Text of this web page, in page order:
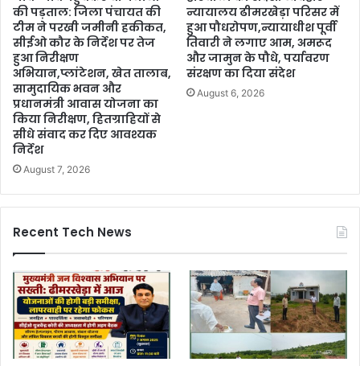
की पड़ताल: जिला पंचायत की
टीम ने परखी जमीनी हकीकत,
सीईओ कौर के निर्देश पर तेज
हुआ निरीक्षण
अभियान,प्लांटेशन, खेत तालाब,
सामुदायिक भवन और
प्रधानमंत्री आवास योजना का
किया निरीक्षण, हितग्राहियों से
सीधे संवाद कर दिए आवश्यक
निर्देश
August 7, 2026
न्यायालय ढीमरखेड़ा परिसर में
हुआ पौधरोपण,न्यायाधीश पूर्वी
तिवारी ने लगाए आम, अमरूद
और जामुन के पौधे, पर्यावरण
संरक्षण का दिया संदेश
August 6, 2026
Recent Tech News